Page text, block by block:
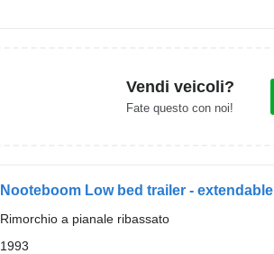
Vendi veicoli?
Fate questo con noi!
Nooteboom Low bed trailer - extendable
Rimorchio a pianale ribassato
1993